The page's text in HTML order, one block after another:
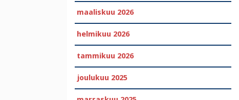
maaliskuu 2026
helmikuu 2026
tammikuu 2026
joulukuu 2025